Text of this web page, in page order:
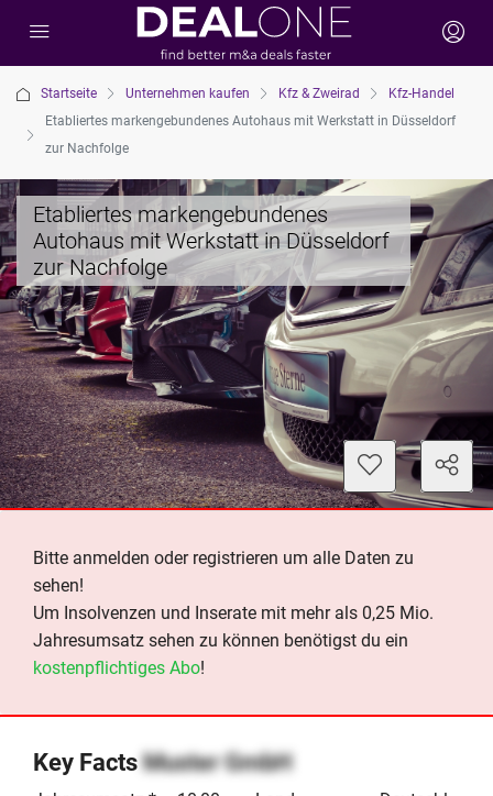
Startseite Unternehmen kaufen Kfz & Zweirad
Kfz-Handel
Etabliertes markengebundenes Autohaus mit Werkstatt in Düsseldorf
zur Nachfolge
Etabliertes markengebundenes
Autohaus mit Werkstatt in Düsseldorf
zur Nachfolge
Bitte anmelden oder registrieren um alle Daten zu
sehen!
Um Insolvenzen und Inserate mit mehr als 0,25 Mio.
Jahresumsatz sehen zu können benötigst du ein
kostenpflichtiges Abo!
Key FactsMuster GmbH